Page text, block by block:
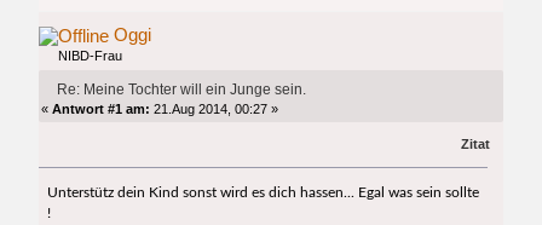
Oggi
NIBD-Frau
Re: Meine Tochter will ein Junge sein.
«Antwort #1 am: 21.Aug 2014, 00:27 »
Zitat
Unterstütz dein Kind sonst wird es dich hassen... Egal was sein sollte
!